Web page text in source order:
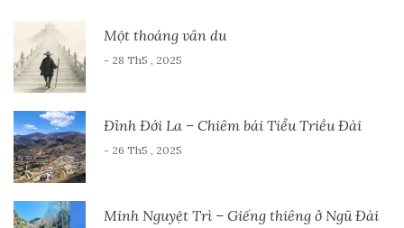
Một thoáng vân du
- 28 Th5 , 2025
Đỉnh Đới La – Chiêm bái Tiểu Triều Đài
- 26 Th5 , 2025
Minh Nguyệt Trì – Giếng thiêng ở Ngũ Đài